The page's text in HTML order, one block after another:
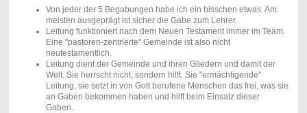
Von jeder der 5 Begabungen habe ich ein bisschen etwas. Am
meisten ausgeprägt ist sicher die Gabe zum Lehrer.
Leitung funktioniert nach dem Neuen Testament immer im Team.
Eine "pastoren-zentrierte" Gemeinde ist also nicht
neutestamentlich.
Leitung dient der Gemeinde und ihren Gliedern und damit der
Welt. Sie herrscht nicht, sondern hilft. Sie "ermächtigende"
Leitung, sie setzt in von Gott berufene Menschen das frei, was sie
an Gaben bekommen haben und hilft beim Einsatz dieser
Gaben.